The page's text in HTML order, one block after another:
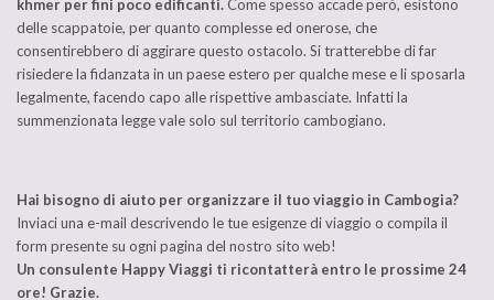
khmer per fini poco edificanti.Come spesso accade però, esistono
delle scappatoie, per quanto complesse ed onerose, che
consentirebbero di aggirare questo ostacolo. Si tratterebbe di far
risiedere la fidanzata in un paese estero per qualche mese e li sposarla
legalmente, facendo capo alle rispettive ambasciate. Infatti la
summenzionata legge vale solo sul territorio cambogiano.
Hai bisogno di aiuto per organizzare il tuo viaggio in Cambogia?
Inviaci una e-mail descrivendo le tue esigenze di viaggio o compila il
form presente su ogni pagina del nostro sito web!
Un consulente Happy Viaggi ti ricontatterà entro le prossime 24
ore! Grazie.